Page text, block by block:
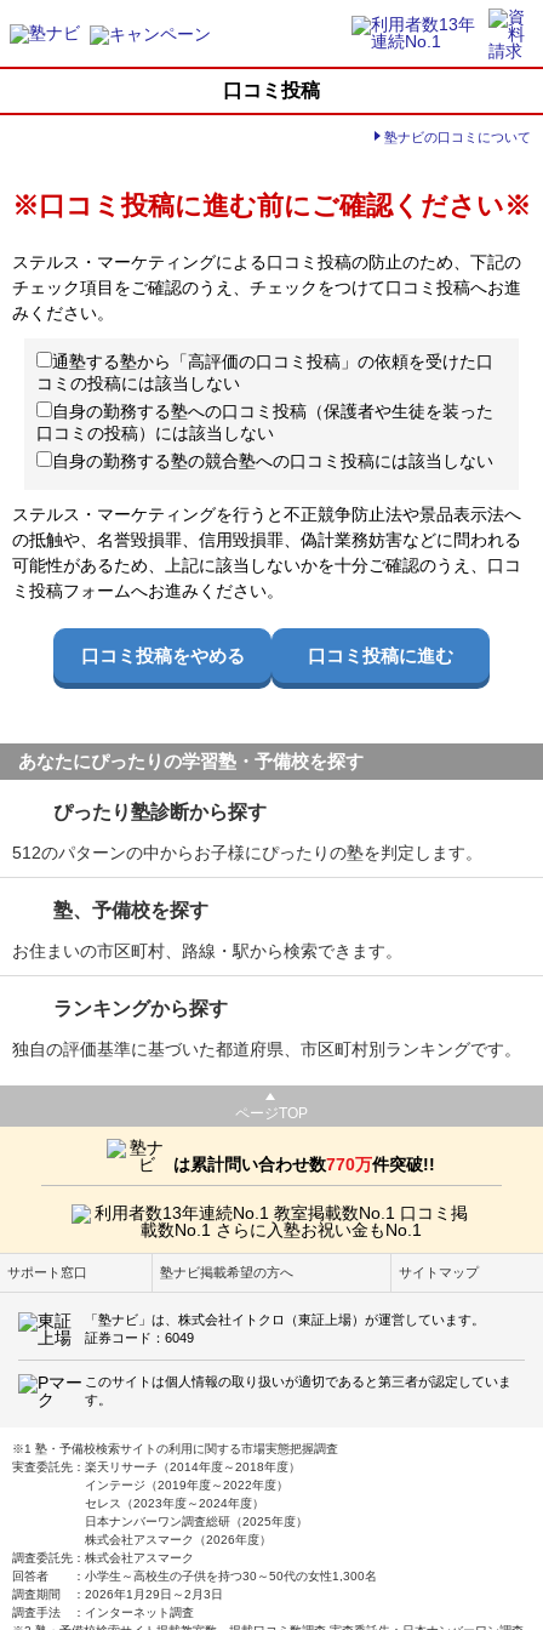
口コミ投稿
塾ナビの口コミについて
※口コミ投稿に進む前にご確認ください※
ステルス・マーケティングによる口コミ投稿の防止のため、下記の
チェック項目をご確認のうえ、チェックをつけて口コミ投稿へお進
みください。
通塾する塾から「高評価の口コミ投稿」の依頼を受けた口
コミの投稿には該当しない
自身の勤務する塾への口コミ投稿（保護者や生徒を装った
口コミの投稿）には該当しない
自身の勤務する塾の競合塾への口コミ投稿には該当しない
ステルス・マーケティングを行うと不正競争防止法や景品表示法へ
の抵触や、名誉毀損罪、信用毀損罪、偽計業務妨害などに問われる
可能性があるため、上記に該当しないかを十分ご確認のうえ、口コ
ミ投稿フォームへお進みください。
口コミ投稿をやめる 口コミ投稿に進む
あなたにぴったりの学習塾・予備校を探す
ぴったり塾診断から探す
512のパターンの中からお子様にぴったりの塾を判定します。
塾、予備校を探す
お住まいの市区町村、路線・駅から検索できます。
ランキングから探す
独自の評価基準に基づいた都道府県、市区町村別ランキングです。
ページTOP
は累計問い合わせ数770万件突破!!
サポート窓口 塾ナビ掲載希望の方へ サイトマップ
「塾ナビ」は、株式会社イトクロ（東証上場）が運営しています。
証券コード：6049
このサイトは個人情報の取り扱いが適切であると第三者が認定していま
す。
※1 塾・予備校検索サイトの利用に関する市場実態把握調査
実査委託先：楽天リサーチ（2014年度～2018年度）
インテージ（2019年度～2022年度）
セレス（2023年度～2024年度）
日本ナンバーワン調査総研（2025年度）
株式会社アスマーク（2026年度）
調査委託先：株式会社アスマーク
回答者 ：小学生～高校生の子供を持つ30～50代の女性1,300名
調査期間 ：2026年1月29日～2月3日
調査手法 ：インターネット調査